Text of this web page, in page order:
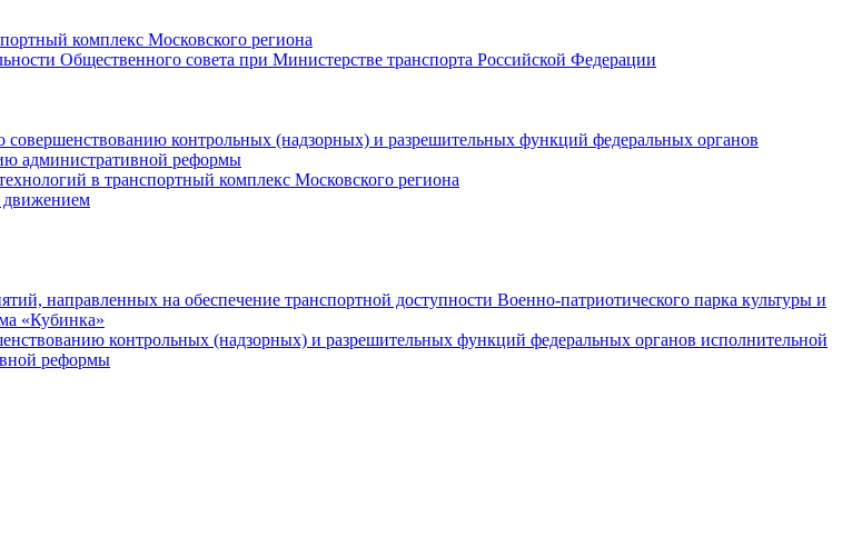
комплекс Московского региона
Общественного совета при Министерстве транспорта Российской Федерации
совершенствованию контрольных (надзорных) и разрешительных функций федеральных органов
административной реформы
в транспортный комплекс Московского региона
движением
направленных на обеспечение транспортной доступности Военно-патриотического парка культуры и
«Кубинка»
контрольных (надзорных) и разрешительных функций федеральных органов исполнительной
реформы